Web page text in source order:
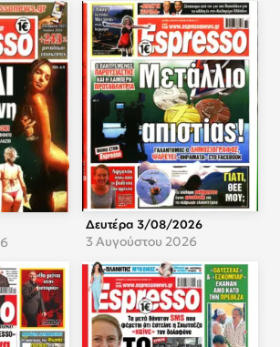
Δευτέρα 3/08/2026
3 Αυγούστου 2026